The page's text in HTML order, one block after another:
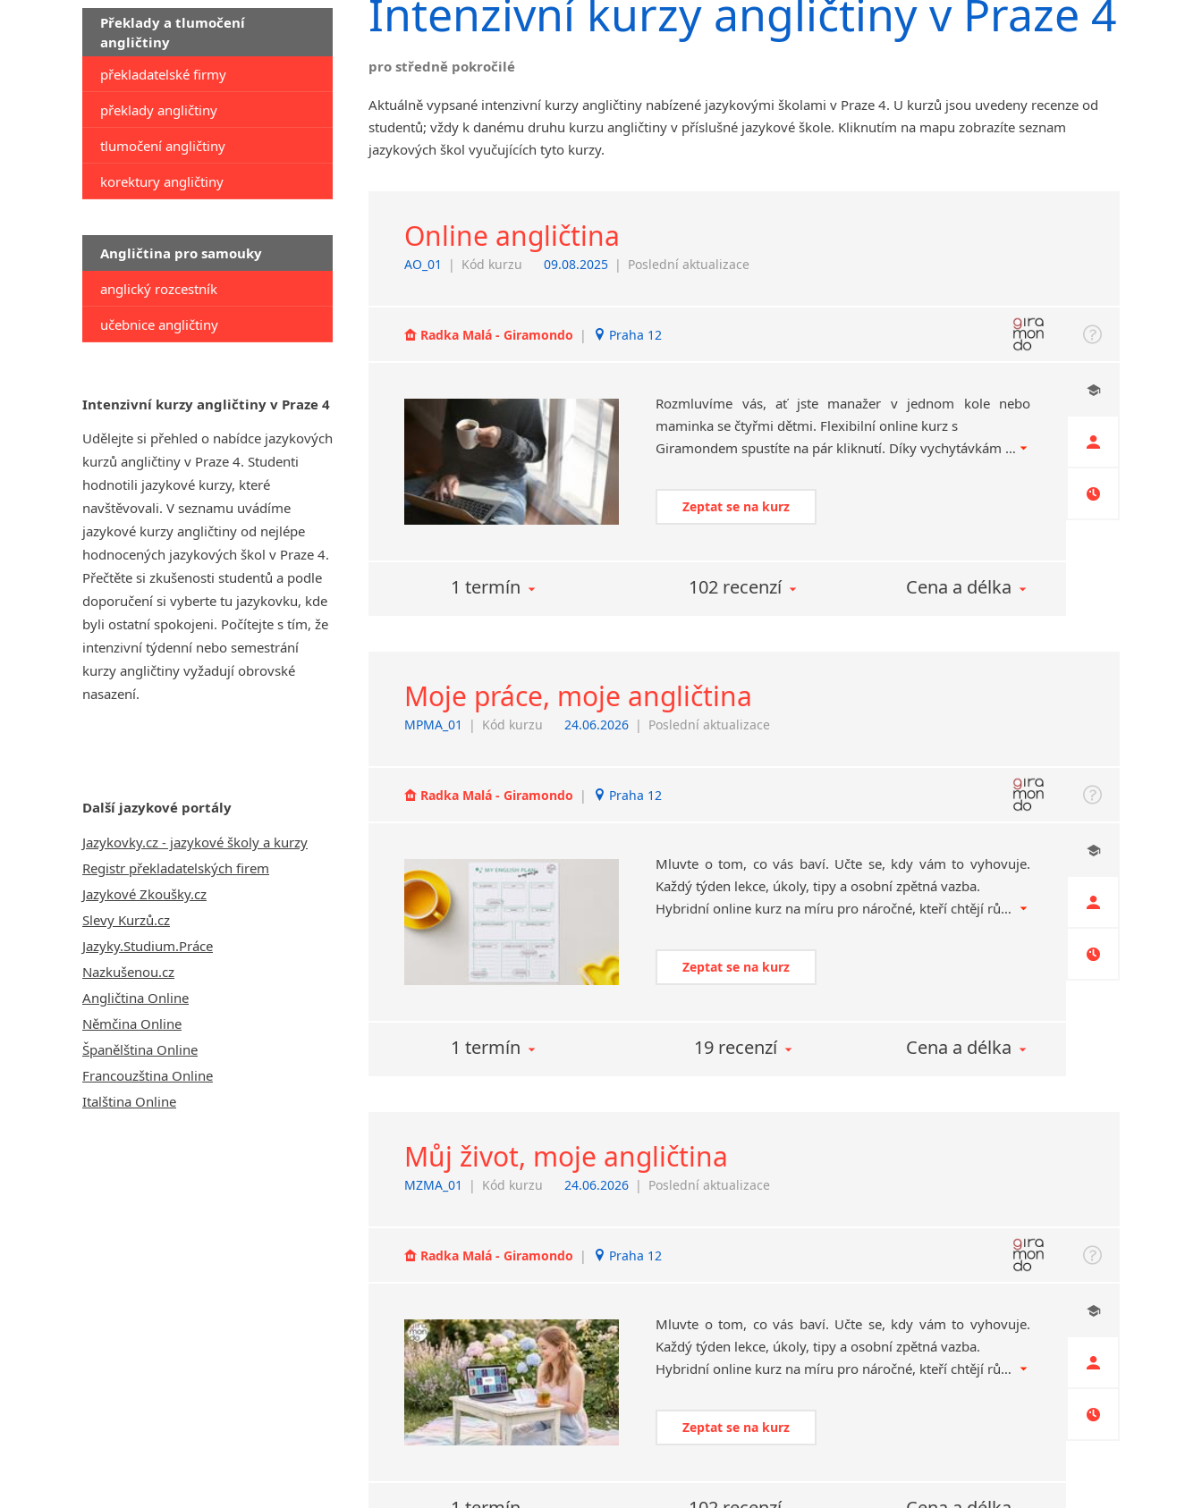
Překlady a tlumočení
angličtiny
překladatelské firmy
překlady angličtiny
tlumočení angličtiny
korektury angličtiny
Angličtina pro samouky
anglický rozcestník
učebnice angličtiny
Intenzivní kurzy angličtiny v Praze 4
Udělejte si přehled o nabídce jazykových
kurzů angličtiny v Praze 4. Studenti
hodnotili jazykové kurzy, které
navštěvovali. V seznamu uvádíme
jazykové kurzy angličtiny od nejlépe
hodnocených jazykových škol v Praze 4.
Přečtěte si zkušenosti studentů a podle
doporučení si vyberte tu jazykovku, kde
byli ostatní spokojeni. Počítejte s tím, že
intenzivní týdenní nebo semestrání
kurzy angličtiny vyžadují obrovské
nasazení.
Další jazykové portály
Jazykovky.cz - jazykové školy a kurzy
Registr překladatelských firem
Jazykové Zkoušky.cz
Slevy Kurzů.cz
Jazyky.Studium.Práce
Nazkušenou.cz
Angličtina Online
Němčina Online
Španělština Online
Francouzština Online
Italština Online
Jihlava
Chomutov
Děčín
Hodonín
Klatovy
Prostějov
Sedlčany
Tišnov
angličtiny
Intenzivní kurzy angličtiny v Praze 4
pro středně pokročilé
Aktuálně vypsané intenzivní kurzy angličtiny nabízené jazykovými školami v Praze 4. U kurzů jsou uvedeny recenze od
studentů; vždy k danému druhu kurzu angličtiny v příslušné jazykové škole. Kliknutím na mapu zobrazíte seznam
jazykových škol vyučujících tyto kurzy.
Online angličtina
AO_01 | Kód kurzu 09.08.2025 | Poslední aktualizace
Radka Malá - Giramondo | Praha 12
Rozmluvíme vás, ať jste manažer v jednom kole nebo
maminka se čtyřmi dětmi. Flexibilní online kurz s
Giramondem spustíte na pár kliknutí. Díky vychytávkám našich lektorů vás budou lekce přes Zoom, MS Teams nebo třeba WhatsApp skutečně bavit!
Zeptat se na kurz
1 termín 102 recenzí Cena a délka
Moje práce, moje angličtina
MPMA_01 | Kód kurzu 24.06.2026 | Poslední aktualizace
Radka Malá - Giramondo | Praha 12
Mluvte o tom, co vás baví. Učte se, kdy vám to vyhovuje.
Každý týden lekce, úkoly, tipy a osobní zpětná vazba.
Hybridní online kurz na míru pro náročné, kteří chtějí růst a angličtinu opravdu dostat do života. Měsíc, za který se z jazyka stane radost.
Zeptat se na kurz
1 termín 19 recenzí Cena a délka
Můj život, moje angličtina
MZMA_01 | Kód kurzu 24.06.2026 | Poslední aktualizace
Radka Malá - Giramondo | Praha 12
Mluvte o tom, co vás baví. Učte se, kdy vám to vyhovuje.
Každý týden lekce, úkoly, tipy a osobní zpětná vazba.
Hybridní online kurz na míru pro náročné, kteří chtějí růst a angličtinu opravdu dostat do života. Měsíc, za který se z jazyka stane radost.
Zeptat se na kurz